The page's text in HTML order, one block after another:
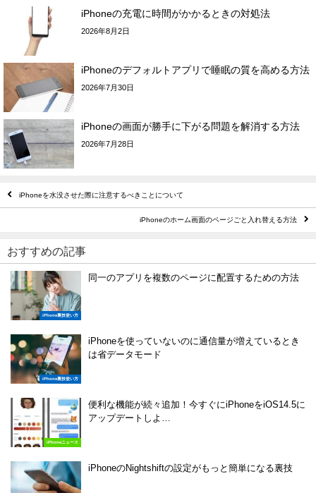
iPhoneの充電に時間がかかるときの対処法
2026年8月2日
iPhoneのデフォルトアプリで睡眠の質を高める方法
2026年7月30日
iPhoneの画面が勝手に下がる問題を解消する方法
2026年7月28日
iPhoneを水没させた際に注意するべきことについて
iPhoneのホーム画面のページごと入れ替える方法
おすすめの記事
iPhone裏技使い方
同一のアプリを複数のページに配置するための方法
iPhone裏技使い方
iPhoneを使っていないのに通信量が増えているとき
は省データモード
iPhoneニュース
便利な機能が続々追加！今すぐにiPhoneをiOS14.5に
アップデートしよ…
iPhoneのNightshiftの設定がもっと簡単になる裏技